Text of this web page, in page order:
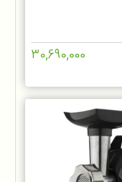
30,690,000